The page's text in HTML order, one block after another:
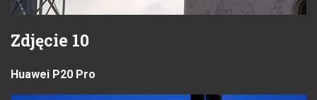
Zdjęcie 10
Huawei P20 Pro